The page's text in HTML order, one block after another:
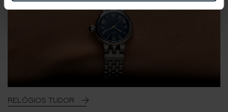
RELÓGIOS TUDOR